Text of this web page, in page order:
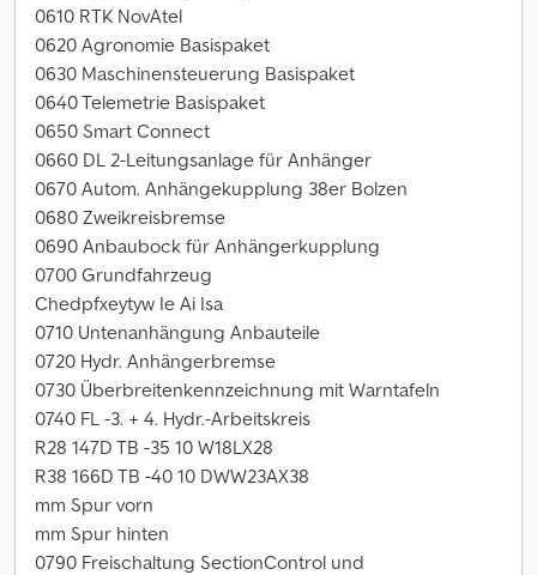
0610 RTK NovAtel
0620 Agronomie Basispaket
0630 Maschinensteuerung Basispaket
0640 Telemetrie Basispaket
0650 Smart Connect
0660 DL 2-Leitungsanlage für Anhänger
0670 Autom. Anhängekupplung 38er Bolzen
0680 Zweikreisbremse
0690 Anbaubock für Anhängerkupplung
0700 Grundfahrzeug
Chedpfxeytyw Ie Ai Isa
0710 Untenanhängung Anbauteile
0720 Hydr. Anhängerbremse
0730 Überbreitenkennzeichnung mit Warntafeln
0740 FL -3. + 4. Hydr.-Arbeitskreis
R28 147D TB -35 10 W18LX28
R38 166D TB -40 10 DWW23AX38
mm Spur vorn
mm Spur hinten
0790 Freischaltung SectionControl und